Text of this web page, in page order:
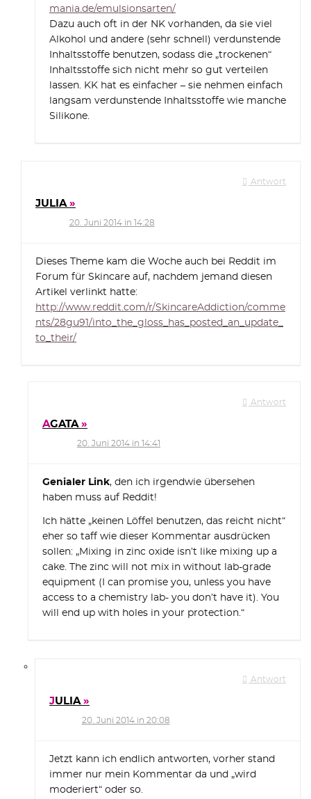
mania.de/emulsionsarten/
Dazu auch oft in der NK vorhanden, da sie viel
Alkohol und andere (sehr schnell) verdunstende
Inhaltsstoffe benutzen, sodass die „trockenen“
Inhaltsstoffe sich nicht mehr so gut verteilen
lassen. KK hat es einfacher – sie nehmen einfach
langsam verdunstende Inhaltsstoffe wie manche
Silikone.
Antwort
JULIA
20. Juni 2014 in 14:28
Dieses Theme kam die Woche auch bei Reddit im
Forum für Skincare auf, nachdem jemand diesen
Artikel verlinkt hatte:
http://www.reddit.com/r/SkincareAddiction/comme
nts/28gu91/into_the_gloss_has_posted_an_update_
to_their/
Antwort
AGATA
20. Juni 2014 in 14:41
Genialer Link, den ich irgendwie übersehen
haben muss auf Reddit!
Ich hätte „keinen Löffel benutzen, das reicht nicht“
eher so taff wie dieser Kommentar ausdrücken
sollen: „Mixing in zinc oxide isn’t like mixing up a
cake. The zinc will not mix in without lab-grade
equipment (I can promise you, unless you have
access to a chemistry lab- you don’t have it). You
will end up with holes in your protection.“
Antwort
JULIA
20. Juni 2014 in 20:08
Jetzt kann ich endlich antworten, vorher stand
immer nur mein Kommentar da und „wird
moderiert“ oder so.